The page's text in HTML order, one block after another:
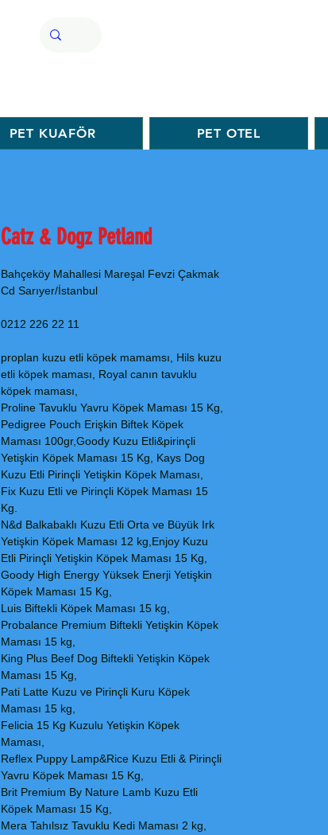
PET KUAFÖR PET OTEL
Catz & Dogz Petland
Bahçeköy Mahallesi Mareşal Fevzi Çakmak
Cd Sarıyer/İstanbul
0212 226 22 11
proplan kuzu etli köpek mamamsı, Hils kuzu
etli köpek maması, Royal canın tavuklu
köpek maması,
Proline Tavuklu Yavru Köpek Maması 15 Kg,
Pedigree Pouch Erişkin Biftek Köpek
Maması 100gr,Goody Kuzu Etli&pirinçli
Yetişkin Köpek Maması 15 Kg, Kays Dog
Kuzu Etli Pirinçli Yetişkin Köpek Maması,
Fix Kuzu Etli ve Pirinçli Köpek Maması 15
Kg.
N&d Balkabaklı Kuzu Etli Orta ve Büyük Irk
Yetişkin Köpek Maması 12 kg,Enjoy Kuzu
Etli Pirinçli Yetişkin Köpek Maması 15 Kg,
Goody High Energy Yüksek Enerji Yetişkin
Köpek Maması 15 Kg,
Luis Biftekli Köpek Maması 15 kg,
Probalance Premium Biftekli Yetişkin Köpek
Maması 15 kg,
King Plus Beef Dog Biftekli Yetişkin Köpek
Maması 15 Kg,
Pati Latte Kuzu ve Pirinçli Kuru Köpek
Maması 15 kg,
Felicia 15 Kg Kuzulu Yetişkin Köpek
Maması,
Reflex Puppy Lamp&Rice Kuzu Etli & Pirinçli
Yavru Köpek Maması 15 Kg,
Brit Premium By Nature Lamb Kuzu Etli
Köpek Maması 15 Kg,
Mera Tahılsız Tavuklu Kedi Maması 2 kg,